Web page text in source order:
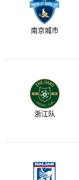
南京城市
浙江队